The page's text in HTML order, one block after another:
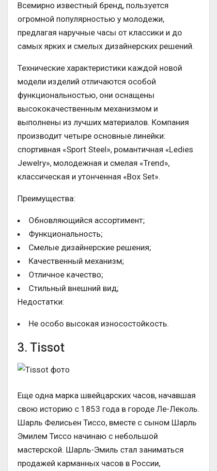
Всемирно известный бренд, пользуется
огромной популярностью у молодежи,
предлагая наручные часы от классики и до
самых ярких и смелых дизайнерских решений.
Технические характеристики каждой новой
модели изделий отличаются особой
функциональностью, они оснащены
высококачественным механизмом и
выполнены из лучших материалов. Компания
производит четыре основные линейки:
спортивная «Sport Steel», романтичная «Ledies
Jewelry», молодежная и смелая «Trend»,
классическая и утонченная «Box Set».
Преимущества:
Обновляющийся ассортимент;
Функциональность;
Смелые дизайнерские решения;
Качественный механизм;
Отличное качество;
Стильный внешний вид;
Недостатки:
Не особо высокая износостойкость.
3. Tissot
Еще одна марка швейцарских часов, начавшая
свою историю с 1853 года в городе Ле-Леколь.
Шарль Фелисьен Тиссо, вместе с сыном Шарль
Эмилем Тиссо начинаю с небольшой
мастерской. Шарль-Эмиль стал заниматься
продажей карманных часов в России,